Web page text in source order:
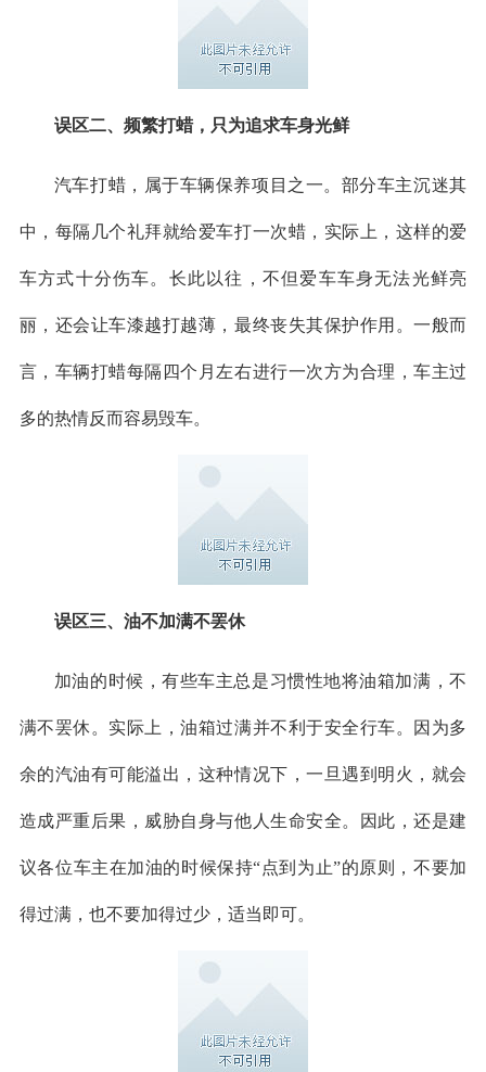
误区二、频繁打蜡，只为追求车身光鲜
汽车打蜡，属于车辆保养项目之一。部分车主沉迷其
中，每隔几个礼拜就给爱车打一次蜡，实际上，这样的爱
车方式十分伤车。长此以往，不但爱车车身无法光鲜亮
丽，还会让车漆越打越薄，最终丧失其保护作用。一般而
言，车辆打蜡每隔四个月左右进行一次方为合理，车主过
多的热情反而容易毁车。
误区三、油不加满不罢休
加油的时候，有些车主总是习惯性地将油箱加满，不
满不罢休。实际上，油箱过满并不利于安全行车。因为多
余的汽油有可能溢出，这种情况下，一旦遇到明火，就会
造成严重后果，威胁自身与他人生命安全。因此，还是建
议各位车主在加油的时候保持“点到为止”的原则，不要加
得过满，也不要加得过少，适当即可。